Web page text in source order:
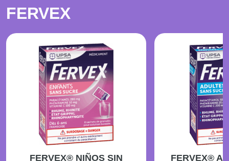
FERVEX
FERVEX® NIÑOS SIN
FERVEX®